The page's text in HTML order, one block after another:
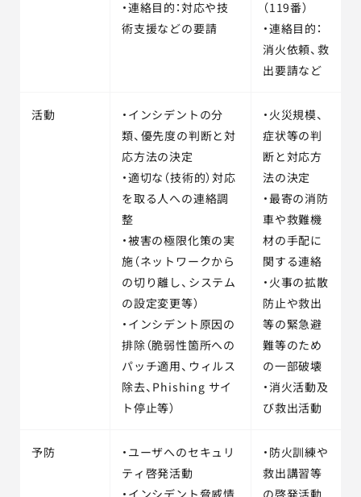
・連絡目的：対応や技
術支援などの要請
（119番）
・連絡目的：
消火依頼、救
出要請など
活動
・インシデントの分
類、優先度の判断と対
応方法の決定
・適切な（技術的）対応
を取る人への連絡調
整
・被害の極限化策の実
施（ネットワークから
の切り離し、システム
の設定変更等）
・インシデント原因の
排除（脆弱性箇所への
パッチ適用、ウィルス
除去、Phishing サイ
ト停止等）
・火災規模、
症状等の判
断と対応方
法の決定
・最寄の消防
車や救難機
材の手配に
関する連絡
・火事の拡散
防止や救出
等の緊急避
難等のため
の一部破壊
・消火活動及
び救出活動
予防
・ユーザへのセキュリ
ティ啓発活動
・防火訓練や
救出講習等